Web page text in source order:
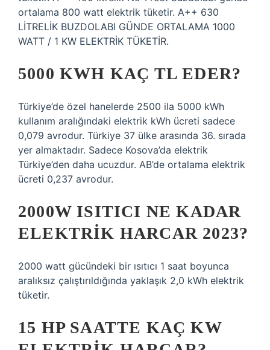
ortalama 800 watt elektrik tüketir. A++ 630
LİTRELİK BUZDOLABI GÜNDE ORTALAMA 1000
WATT / 1 KW ELEKTRİK TÜKETİR.
5000 KWH KAÇ TL EDER?
Türkiye’de özel hanelerde 2500 ila 5000 kWh
kullanım aralığındaki elektrik kWh ücreti sadece
0,079 avrodur. Türkiye 37 ülke arasında 36. sırada
yer almaktadır. Sadece Kosova’da elektrik
Türkiye’den daha ucuzdur. AB’de ortalama elektrik
ücreti 0,237 avrodur.
2000W ISITICI NE KADAR
ELEKTRIK HARCAR 2023?
2000 watt gücündeki bir ısıtıcı 1 saat boyunca
aralıksız çalıştırıldığında yaklaşık 2,0 kWh elektrik
tüketir.
15 HP SAATTE KAÇ KW